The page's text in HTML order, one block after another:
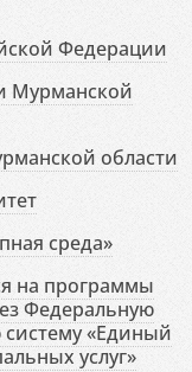
Федерации
Мурманской
области
среда»
на программы
Федеральную
«Единый
услуг»